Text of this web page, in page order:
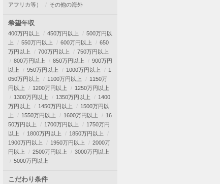
アフリカ等）
その他の海外
希望年収
400万円以上 450万円以上
500万円以
上
550万円以上 600万円以上
650
万円以上
700万円以上
750万円以上
800万円以上
850万円以上
900万円
以上
950万円以上 1000万円以上
1
050万円以上
1100万円以上
1150万
円以上
1200万円以上
1250万円以上
1300万円以上
1350万円以上
1400
万円以上
1450万円以上
1500万円以
上
1550万円以上 1600万円以上
16
50万円以上
1700万円以上
1750万円
以上
1800万円以上
1850万円以上
1900万円以上
1950万円以上
2000万
円以上
2500万円以上
3000万円以上
5000万円以上
こだわり条件